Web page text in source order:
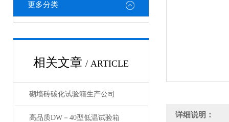
更多分类
相关文章 / ARTICLE
砌墙砖碳化试验箱生产公司
高品质DW－40型低温试验箱 详细说明：